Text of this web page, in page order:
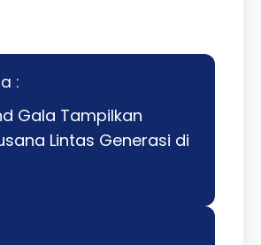
:
Gala Tampilkan
Lintas Generasi di